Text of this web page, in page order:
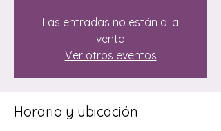
Las entradas no están a la
venta
Ver otros eventos
Horario y ubicación